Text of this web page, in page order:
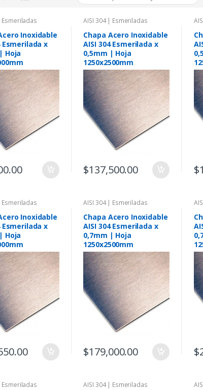
Esmeriladas
Inoxidable
Esmerilada x
Hoja
AISI 304 | Esmeriladas
Chapa Acero Inoxidable
AISI 304 Esmerilada x
0,5mm | Hoja
1250x2500mm
$137,500.00 $
Esmeriladas
Inoxidable
Esmerilada x
Hoja
AISI 304 | Esmeriladas
Chapa Acero Inoxidable
AISI 304 Esmerilada x
0,7mm | Hoja
1250x2500mm
$179,000.00 $
Esmeriladas AISI 304 | Esmeriladas